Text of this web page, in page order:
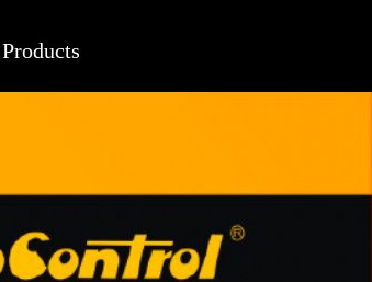
Products